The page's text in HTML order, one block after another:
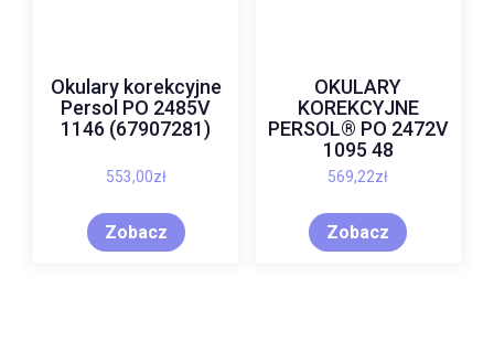
Okulary korekcyjne
Persol PO 2485V
1146 (67907281)
553,00zł
Zobacz
OKULARY
KOREKCYJNE
PERSOL® PO 2472V
1095 48
569,22zł
Zobacz